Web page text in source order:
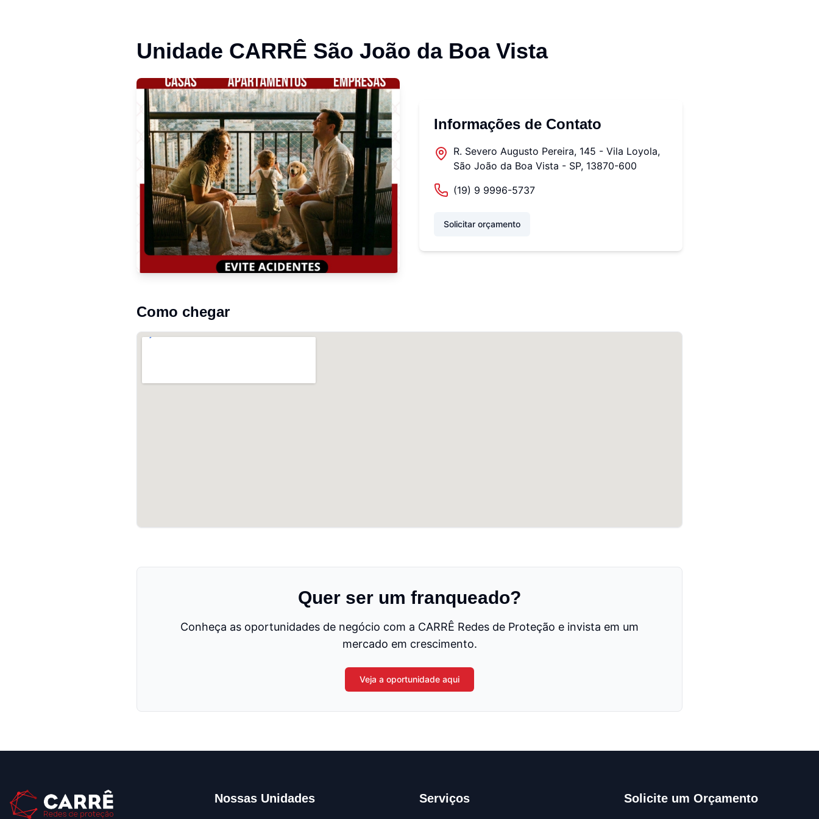
Unidade CARRÊ São João da Boa Vista
Informações de Contato
R. Severo Augusto Pereira, 145 - Vila Loyola,
São João da Boa Vista - SP, 13870-600
(19) 9 9996-5737
Solicitar orçamento
Como chegar
Quer ser um franqueado?
Conheça as oportunidades de negócio com a CARRÊ Redes de Proteção e invista em um
mercado em crescimento.
Veja a oportunidade aqui
Nossas Unidades Serviços Solicite um Orçamento